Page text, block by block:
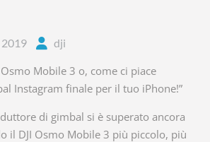
2019 dji
Osmo Mobile 3 o, come ci piace
Instagram finale per il tuo iPhone!”
di gimbal si è superato ancora
il DJI Osmo Mobile 3 più piccolo, più